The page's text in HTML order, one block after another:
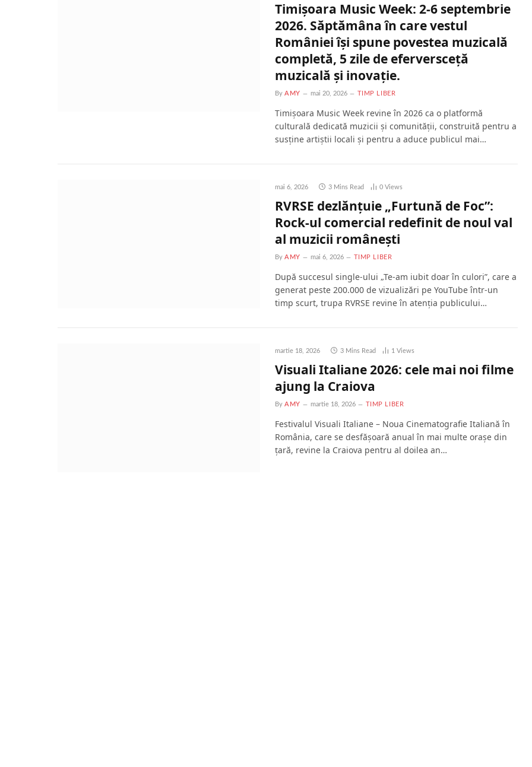
Timișoara Music Week: 2-6 septembrie
2026. Săptămâna în care vestul
României își spune povestea muzicală
completă, 5 zile de eferversceță
muzicală și inovație.
By AMY mai 20, 2026 TIMP LIBER
Timișoara Music Week revine în 2026 ca o platformă
culturală dedicată muzicii și comunității, construită pentru a
susține artiștii locali și pentru a aduce publicul mai…
mai 6, 2026 3 Mins Read 0 Views
RVRSE dezlănțuie „Furtună de Foc”:
Rock-ul comercial redefinit de noul val
al muzicii românești
By AMY mai 6, 2026 TIMP LIBER
După succesul single-ului „Te-am iubit doar în culori”, care a
generat peste 200.000 de vizualizări pe YouTube într-un
timp scurt, trupa RVRSE revine în atenția publicului…
martie 18, 2026 3 Mins Read 1 Views
Visuali Italiane 2026: cele mai noi filme
ajung la Craiova
By AMY martie 18, 2026 TIMP LIBER
Festivalul Visuali Italiane – Noua Cinematografie Italiană în
România, care se desfășoară anual în mai multe orașe din
țară, revine la Craiova pentru al doilea an…